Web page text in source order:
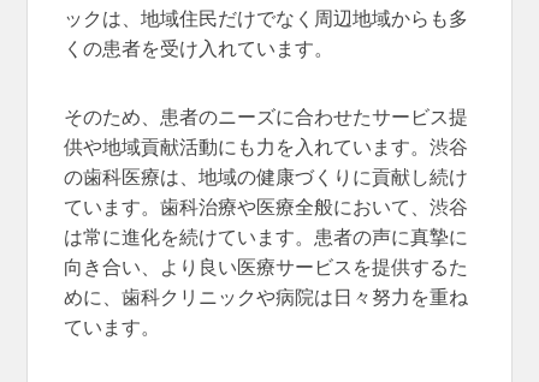
ックは、地域住民だけでなく周辺地域からも多
くの患者を受け入れています。
そのため、患者のニーズに合わせたサービス提
供や地域貢献活動にも力を入れています。渋谷
の歯科医療は、地域の健康づくりに貢献し続け
ています。歯科治療や医療全般において、渋谷
は常に進化を続けています。患者の声に真摯に
向き合い、より良い医療サービスを提供するた
めに、歯科クリニックや病院は日々努力を重ね
ています。